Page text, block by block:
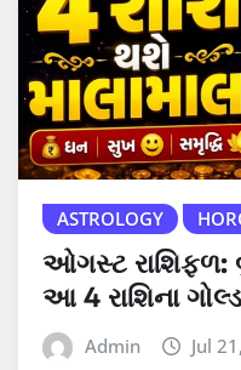
ASTROLOGY
ઓગસ્ટ રાશિફળ:
આ 4 રાશિના
Admin Jul